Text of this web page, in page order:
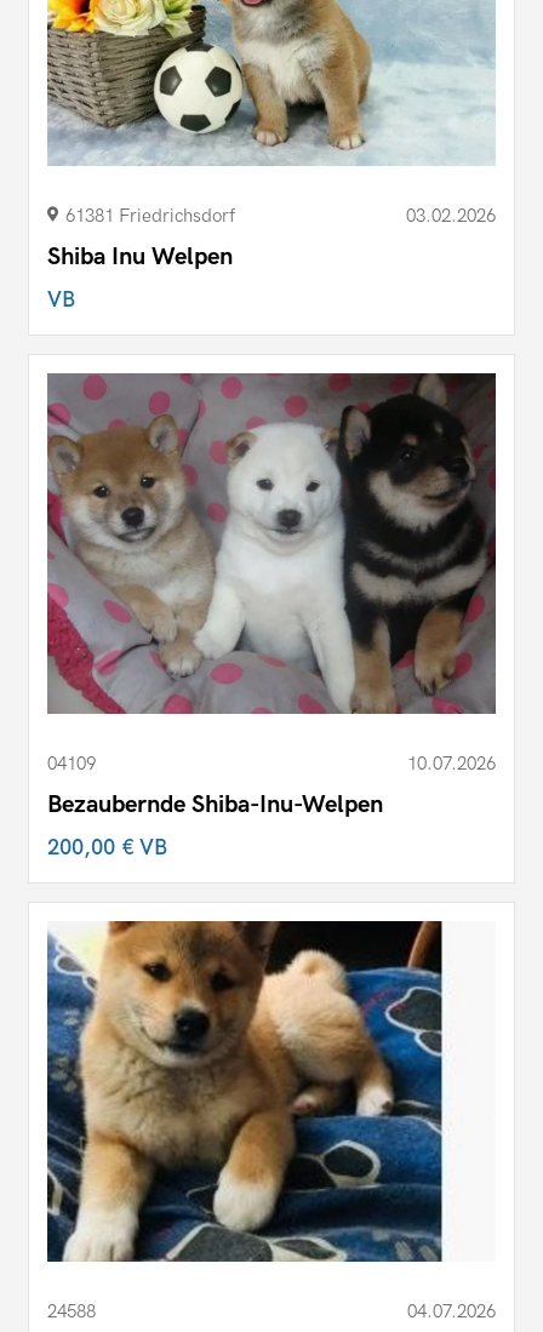
61381 Friedrichsdorf 03.02.2026
Shiba Inu Welpen
VB
04109 10.07.2026
Bezaubernde Shiba-Inu-Welpen
200,00 €VB
24588 04.07.2026